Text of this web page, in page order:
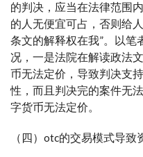
的判决，应当在法律范围
的人无便宜可占，否则给
条文的解释权在我”。以笔
况，一是法院在解读政法
币无法定价，导致判决支
性，而且判决完的案件无
字货币无法定价。
（四）otc的交易模式导